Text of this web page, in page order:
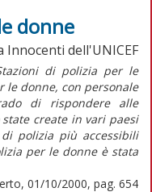
donne
Innocenti dell'UNICEF
di polizia per le
le donne, con personale
di rispondere alle
create in vari paesi
polizia più accessibili
per le donne è stata
01/10/2000, pag. 654